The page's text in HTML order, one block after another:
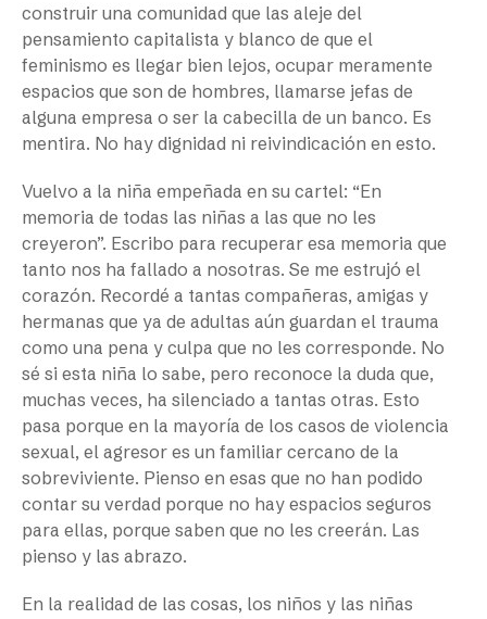
construir una comunidad que las aleje del
pensamiento capitalista y blanco de que el
feminismo es llegar bien lejos, ocupar meramente
espacios que son de hombres, llamarse jefas de
alguna empresa o ser la cabecilla de un banco. Es
mentira. No hay dignidad ni reivindicación en esto.
Vuelvo a la niña empeñada en su cartel: “En
memoria de todas las niñas a las que no les
creyeron”. Escribo para recuperar esa memoria que
tanto nos ha fallado a nosotras. Se me estrujó el
corazón. Recordé a tantas compañeras, amigas y
hermanas que ya de adultas aún guardan el trauma
como una pena y culpa que no les corresponde. No
sé si esta niña lo sabe, pero reconoce la duda que,
muchas veces, ha silenciado a tantas otras. Esto
pasa porque en la mayoría de los casos de violencia
sexual, el agresor es un familiar cercano de la
sobreviviente. Pienso en esas que no han podido
contar su verdad porque no hay espacios seguros
para ellas, porque saben que no les creerán. Las
pienso y las abrazo.
En la realidad de las cosas, los niños y las niñas